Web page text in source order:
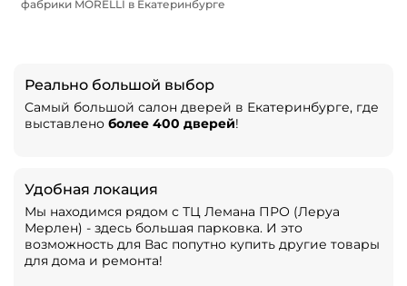
фабрики MORELLI в Екатеринбурге
Реально большой выбор
Самый большой салон дверей в Екатеринбурге, где
выставлено более 400 дверей!
Удобная локация
Мы находимся рядом с ТЦ Лемана ПРО (Леруа
Мерлен) - здесь большая парковка. И это
возможность для Вас попутно купить другие товары
для дома и ремонта!